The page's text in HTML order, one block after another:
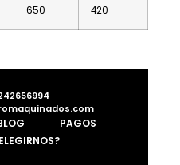
650 420